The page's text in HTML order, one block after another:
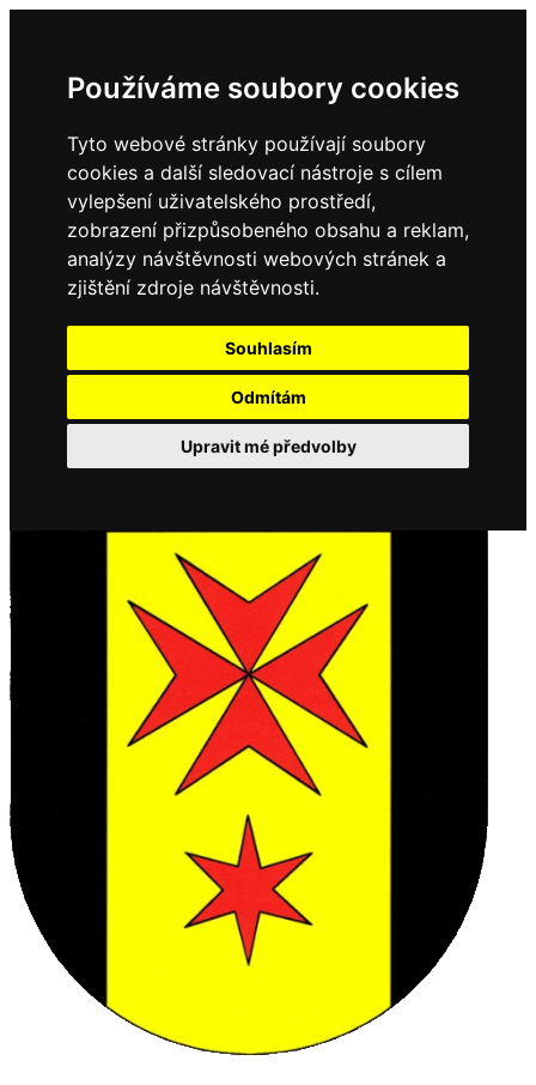
Používáme soubory cookies
Tyto webové stránky používají soubory
cookies a další sledovací nástroje s cílem
vylepšení uživatelského prostředí,
zobrazení přizpůsobeného obsahu a reklam,
analýzy návštěvnosti webových stránek a
zjištění zdroje návštěvnosti.
Souhlasím
Odmítám
Upravit mé předvolby